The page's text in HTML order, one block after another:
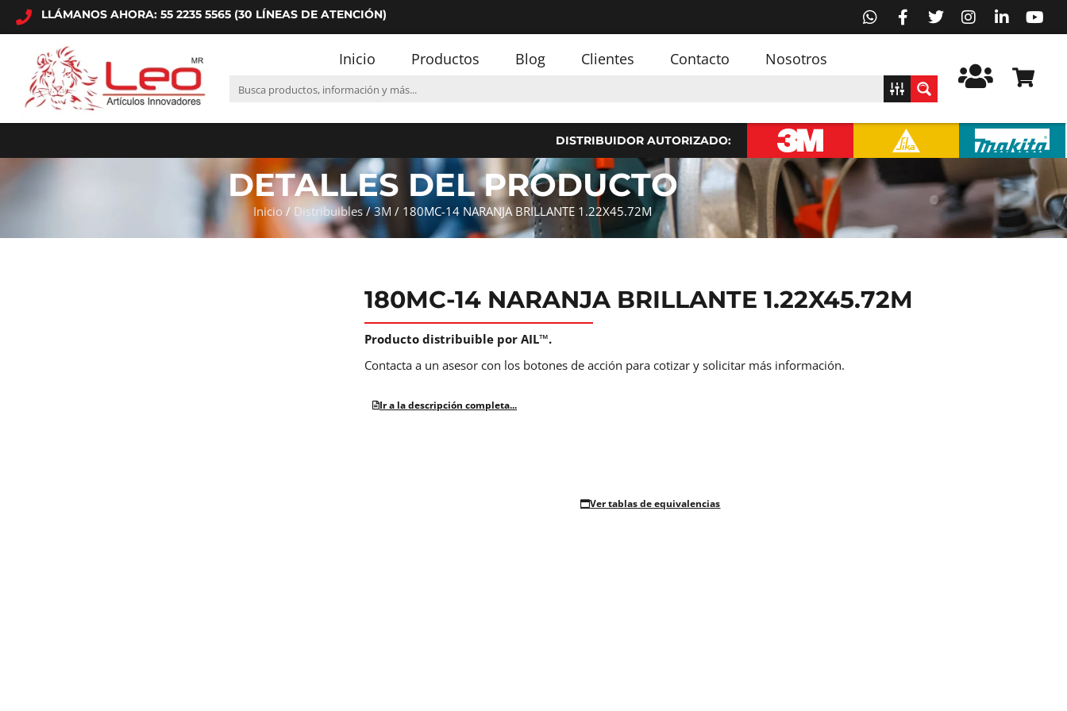
LLÁMANOS AHORA: 55 2235 5565 (30 LÍNEAS DE ATENCIÓN)
Inicio Productos Blog Clientes Contacto Nosotros
DISTRIBUIDOR AUTORIZADO:
DETALLES DEL PRODUCTO
Inicio / Distribuibles/3M / 180MC-14 NARANJA BRILLANTE 1.22X45.72M
180MC-14 NARANJA BRILLANTE 1.22X45.72M
Producto distribuible por AIL™.
Contacta a un asesor con los botones de acción para cotizar y solicitar más información.
Ir a la descripción completa...
Ver tablas de equivalencias